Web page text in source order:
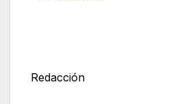
Redacción